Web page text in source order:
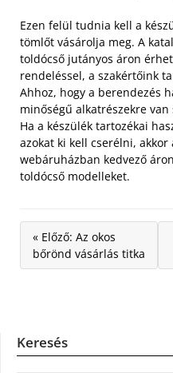
Ezen felül tudnia kell a
tömlőt vásárolja meg. A
toldócső jutányos áron
rendeléssel, a szakértőink
Ahhoz, hogy a berendezés
minőségű alkatrészekre
Ha a készülék tartozékai
azokat ki kell cserélni,
webáruházban kedvező
toldócső modelleket.
« Előző: Az okos
bőrönd vásárlás titka
Keresés